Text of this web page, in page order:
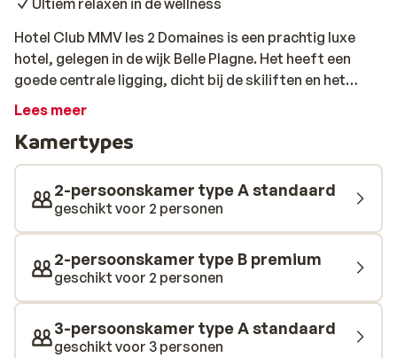
Ultiem relaxen in de wellness
Hotel Club MMV les 2 Domaines is een prachtig luxe
hotel, gelegen in de wijk Belle Plagne. Het heeft een
goede centrale ligging, dicht bij de skiliften en het
centrum. Vanuit het restaurant heb je een prachtig
je ook op het terras terecht, waar je met een drankje in
de hand heerlijk kunt genieten van de winterzon. De
kamers zijn trendy en stijlvol ingericht. Na een dag
skiën hoef je je bij MMV les 2 Domaines niet te vervelen.
Er worden de hele dag door leuke activiteiten
georganiseerd voor jong en oud. Terwijl de kinderen
zich vermaken bij de animatie, kun je zelf ook nog even
lekker ontspannen in het uitgebreide wellness met
Lees meer
Kamertypes
2-persoonskamer type A standaard
geschikt voor 2 personen
2-persoonskamer type B premium
geschikt voor 2 personen
3-persoonskamer type A standaard
geschikt voor 3 personen